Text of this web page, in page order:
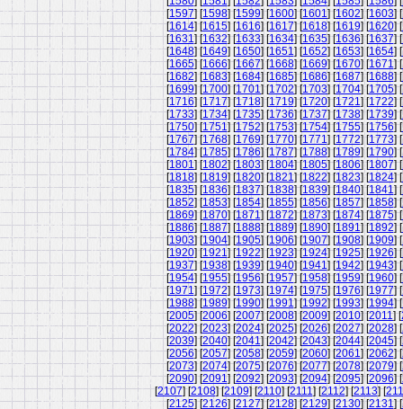
[1597] [1598] [1599] [1600] [1601] [1602] [1603] [
[1614] [1615] [1616] [1617] [1618] [1619] [1620] [
[1631] [1632] [1633] [1634] [1635] [1636] [1637] [
[1648] [1649] [1650] [1651] [1652] [1653] [1654] [
[1665] [1666] [1667] [1668] [1669] [1670] [1671] [
[1682] [1683] [1684] [1685] [1686] [1687] [1688] [
[1699] [1700] [1701] [1702] [1703] [1704] [1705] [
[1716] [1717] [1718] [1719] [1720] [1721] [1722] [
[1733] [1734] [1735] [1736] [1737] [1738] [1739] [
[1750] [1751] [1752] [1753] [1754] [1755] [1756] [
[1767] [1768] [1769] [1770] [1771] [1772] [1773] [
[1784] [1785] [1786] [1787] [1788] [1789] [1790] [
[1801] [1802] [1803] [1804] [1805] [1806] [1807] [
[1818] [1819] [1820] [1821] [1822] [1823] [1824] [
[1835] [1836] [1837] [1838] [1839] [1840] [1841] [
[1852] [1853] [1854] [1855] [1856] [1857] [1858] [
[1869] [1870] [1871] [1872] [1873] [1874] [1875] [
[1886] [1887] [1888] [1889] [1890] [1891] [1892] [
[1903] [1904] [1905] [1906] [1907] [1908] [1909] [
[1920] [1921] [1922] [1923] [1924] [1925] [1926] [
[1937] [1938] [1939] [1940] [1941] [1942] [1943] [
[1954] [1955] [1956] [1957] [1958] [1959] [1960] [
[1971] [1972] [1973] [1974] [1975] [1976] [1977] [
[1988] [1989] [1990] [1991] [1992] [1993] [1994] [
[2005] [2006] [2007] [2008] [2009] [2010] [2011] [
[2022] [2023] [2024] [2025] [2026] [2027] [2028] [
[2039] [2040] [2041] [2042] [2043] [2044] [2045] [
[2056] [2057] [2058] [2059] [2060] [2061] [2062] [
[2073] [2074] [2075] [2076] [2077] [2078] [2079] [
[2090] [2091] [2092] [2093] [2094] [2095] [2096] [
[2107] [2108] [2109] [2110] [2111] [2112] [2113] [
[2125] [2126] [2127] [2128] [2129] [2130] [2131] [